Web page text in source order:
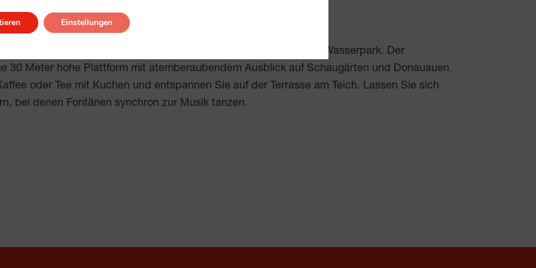
Gartenliebhaber mit wunderschönen Gartenanlagen und einem Wasserpark. Der
30 Meter hohe Plattform mit atemberaubendem Ausblick auf Schaugärten und Donauauen.
oder Tee mit Kuchen und entspannen Sie auf der Terrasse am Teich. Lassen Sie sich
bei denen Fontänen synchron zur Musik tanzen.
Einstellungen